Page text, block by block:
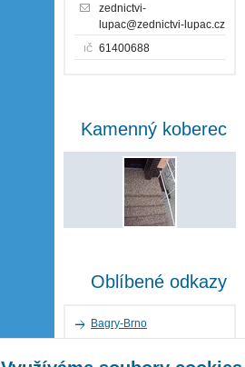
zednictvi-
lupac@zednictvi-lupac.cz
IČ 61400688
Kamenný koberec
Oblíbené odkazy
Bagry-Brno